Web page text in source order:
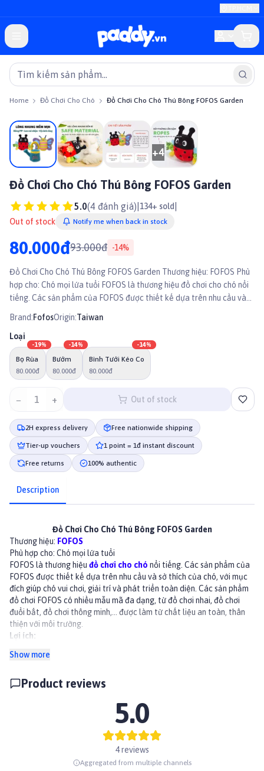
Home Đồ Chơi Cho Chó Đồ Chơi Cho Chó Thú Bông FOFOS Garden
On sale
+4
Đồ Chơi Cho Chó Thú Bông FOFOS Garden
5.0(4 đánh giá) 134+ sold
Out of stock Notify me when back in stock
80.000đ93.000đ -14%
Đồ Chơi Cho Chó Thú Bông FOFOS Garden Thương hiệu: FOFOS Phù
hợp cho: Chó mọi lứa tuổi FOFOS là thương hiệu đồ chơi cho chó nổi
tiếng. Các sản phẩm của FOFOS được thiết kế dựa trên nhu cầu và
Brand:FofosOrigin:Taiwan
Loại
Bọ Rùa
80.000đ
-19%
Bướm
80.000đ
-14%
Bình Tưới Kéo Co
80.000đ
-14%
− 1 + Out of stock
2H express delivery Free nationwide shipping
Tier-up vouchers 1 point = 1đ instant discount
Free returns 100% authentic
Description
Đồ Chơi Cho Chó Thú Bông FOFOS Garden
Thương hiệu: FOFOS
Phù hợp cho: Chó mọi lứa tuổi
FOFOS là thương hiệu đồ chơi cho chó nổi tiếng. Các sản phẩm của
FOFOS được thiết kế dựa trên nhu cầu và sở thích của chó, với mục
đích giúp chó vui chơi, giải trí và phát triển toàn diện. Các sản phẩm
đồ chơi FOFOS có nhiều mẫu mã đa dạng, từ đồ chơi nhai, đồ chơi
đuổi bắt, đồ chơi thông minh,... được làm từ chất liệu an toàn, thân
thiện với môi trường.
Lợi ích:
Kích thích mọc răng, nướu, phát triển xương khớp.
Giúp chó vận động, phát triển thể chất.
Chất liệu: Vải lông nhung, bông PP
Lựa chọn đồ chơi có kích thước phù hợp với thú cưng
Kiểm tra sản phẩm trước khi cho thú cưng chơi
Tránh tiếp xúc với lửa
Show more
Product reviews
5.0
4 reviews
Aggregated from multiple channels